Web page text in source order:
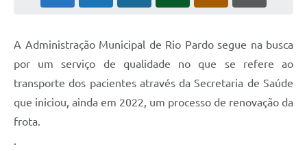
Telefones Úteis
A Administração Municipal de Rio Pardo segue na busca
por um serviço de qualidade no que se refere ao
transporte dos pacientes através da Secretaria de Saúde
que iniciou, ainda em 2022, um processo de renovação da
frota.